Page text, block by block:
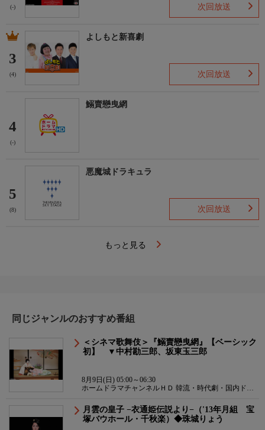
(-) 次回放送
3
(4)
よしもと新喜劇
次回放送
4
(-)
鰯賣戀曳網
5
(8)
悪魔城ドラキュラ
次回放送
もっと見る
同じジャンルのおすすめ番組
＜シネマ歌舞伎＞『鰯賣戀曳網』【ベーシック
初】 ▼中村勘三郎、坂東玉三郎
8月9日(日) 05:00～06:30
ホームドラマチャンネルＨＤ 韓流・時代劇・国内ドラ
月雲の皇子 −衣通姫伝説より−（'13年月組 宝
塚バウホール・千秋楽）◆珠城りょう